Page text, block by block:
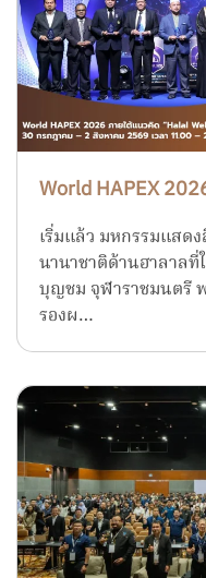
World HAPEX
เริ่มแล้ว มหกรรมแสด
นานาชาติด้านฮาลาล
บุญชม จุฬาราชมนตรี
รองผ…